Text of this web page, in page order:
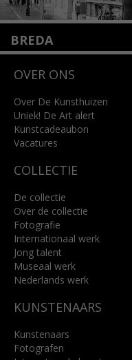
BREDA
4818 SB Breda
info@kunsthuisbreda.nl
Lees meer
OVER ONS
Over De Kunsthuizen
Uniek! De Art alert
Kunstcadeaubon
Vacatures
COLLECTIE
De collectie
Over de collectie
Fotografie
Internationaal werk
Jong talent
Museaal werk
Nederlands werk
KUNSTENAARS
Kunstenaars
Fotografen